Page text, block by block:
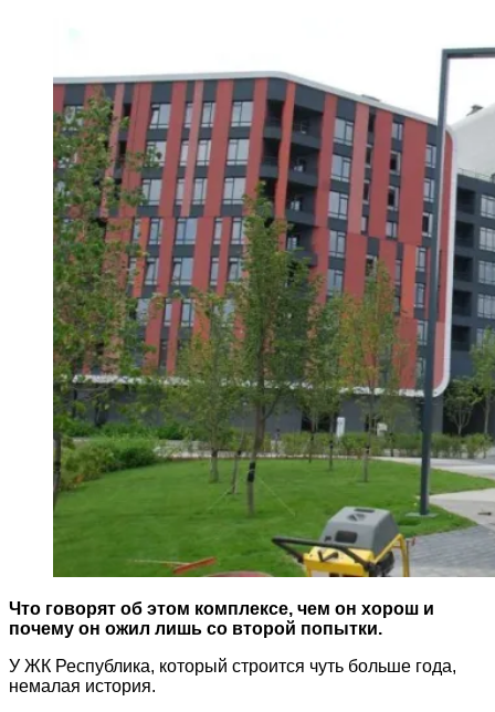
Что говорят об этом комплексе, чем он хорош и
почему он ожил лишь со второй попытки.
У ЖК Республика, который строится чуть больше года,
немалая история.